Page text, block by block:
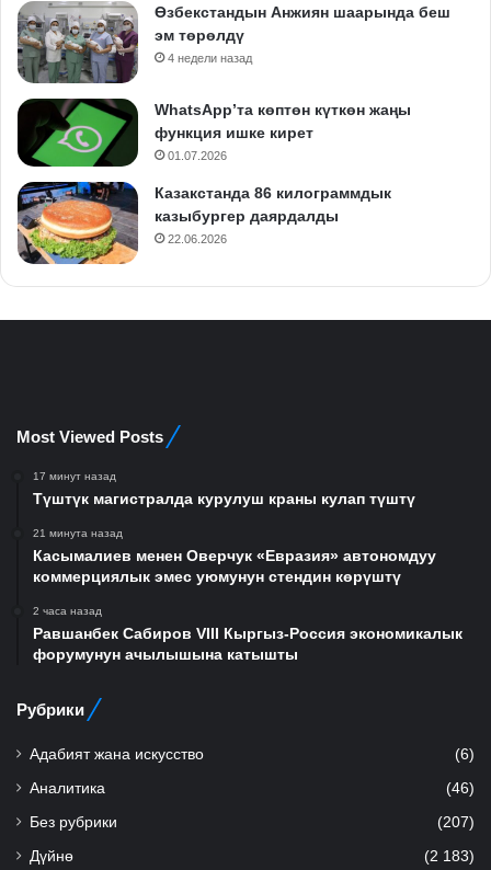
Өзбекстандын Анжиян шаарында беш
эм төрөлдү
4 недели назад
WhatsApp’та көптөн күткөн жаңы
функция ишке кирет
01.07.2026
Казакстанда 86 килограммдык
казыбургер даярдалды
22.06.2026
Most Viewed Posts
17 минут назад
Түштүк магистралда курулуш краны кулап түштү
21 минута назад
Касымалиев менен Оверчук «Евразия» автономдуу
коммерциялык эмес уюмунун стендин көрүштү
2 часа назад
Равшанбек Сабиров VIII Кыргыз-Россия экономикалык
форумунун ачылышына катышты
Рубрики
Адабият жана искусство (6)
Аналитика (46)
Без рубрики (207)
Дүйнө (2 183)